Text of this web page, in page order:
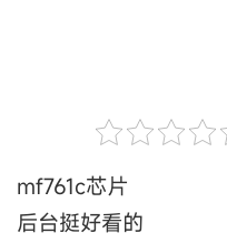
mf761c芯片
后台挺好看的